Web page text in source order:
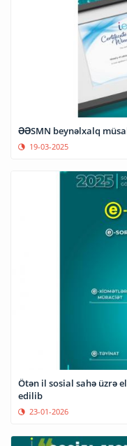
ƏƏSMN beynəlxalq
19-03-2025
Ötən il sosial sahə üzrə
edilib
23-01-2026